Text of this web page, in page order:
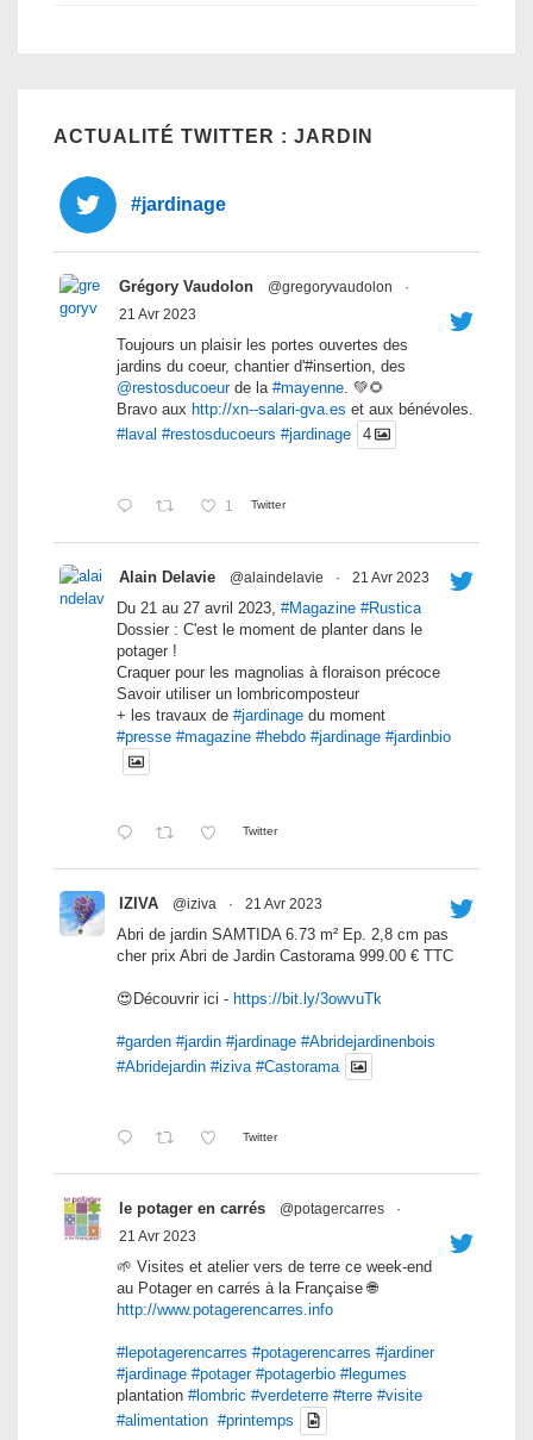
ACTUALITÉ TWITTER : JARDIN
#jardinage
Grégory Vaudolon @gregoryvaudolon
·
21 Avr 2023
Toujours un plaisir les portes ouvertes des
jardins du coeur, chantier d'#insertion, des
@restosducoeurde la #mayenne. 💚🌻
Bravo aux http://xn--salari-gva.es et aux bénévoles.
#laval #restosducoeurs #jardinage 4
1 Twitter
Alain Delavie @alaindelavie · 21 Avr 2023
Du 21 au 27 avril 2023, #Magazine #Rustica
Dossier : C'est le moment de planter dans le
potager !
Craquer pour les magnolias à floraison précoce
Savoir utiliser un lombricomposteur
+ les travaux de #jardinage du moment
#presse #magazine #hebdo #jardinage #jardinbio
Twitter
IZIVA @iziva · 21 Avr 2023
Abri de jardin SAMTIDA 6.73 m² Ep. 2,8 cm pas
cher prix Abri de Jardin Castorama 999.00 € TTC
😍Découvrir ici - https://bit.ly/3owvuTk
#garden #jardin #jardinage #Abridejardinenbois
#Abridejardin #iziva #Castorama
Twitter
le potager en carrés @potagercarres
·
21 Avr 2023
🌱 Visites et atelier vers de terre ce week-end
au Potager en carrés à la Française 🌐
http://www.potagerencarres.info
#lepotagerencarres #potagerencarres #jardiner
#jardinage #potager #potagerbio #legumes
plantation #lombric #verdeterre #terre #visite
#alimentation #printemps